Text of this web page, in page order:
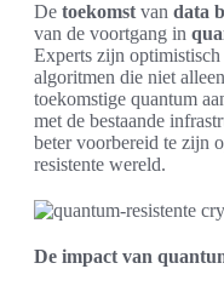
De toekomst van data
van de voortgang in
Experts zijn
algoritmen die niet
toekomstige quantum
met de bestaande
beter voorbereid te zijn
resistente wereld.
De impact van